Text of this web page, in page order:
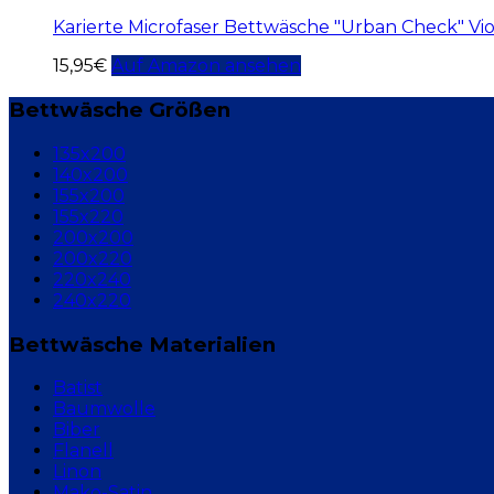
Karierte Microfaser Bettwäsche "Urban Check"
15,95€ Auf Amazon ansehen
Bettwäsche Größen
135x200
140x200
155x200
155x220
200x200
200x220
220x240
240x220
Bettwäsche Materialien
Batist
Baumwolle
Biber
Flanell
Linon